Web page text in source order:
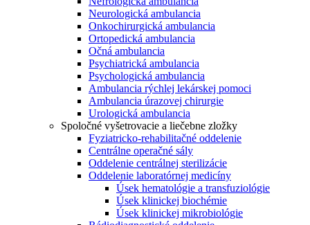
Neurologická ambulancia
Onkochirurgická ambulancia
Ortopedická ambulancia
Očná ambulancia
Psychiatrická ambulancia
Psychologická ambulancia
Ambulancia rýchlej lekárskej pomoci
Ambulancia úrazovej chirurgie
Urologická ambulancia
Spoločné vyšetrovacie a liečebne zložky
Fyziatricko-rehabilitačné oddelenie
Centrálne operačné sály
Oddelenie centrálnej sterilizácie
Oddelenie laboratórnej medicíny
Úsek hematológie a transfuziológie
Úsek klinickej biochémie
Úsek klinickej mikrobiológie